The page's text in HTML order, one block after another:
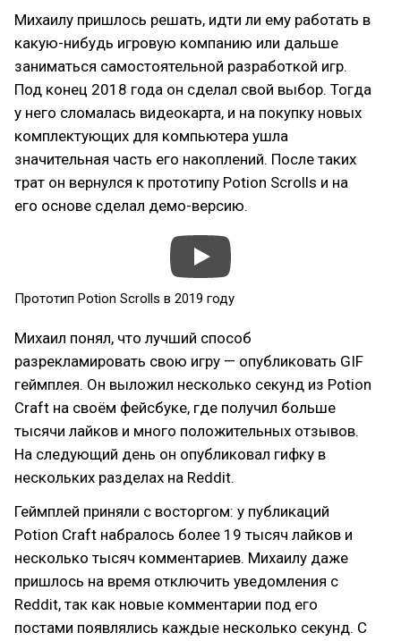
Михаилу пришлось решать, идти ли ему работать в
какую-нибудь игровую компанию или дальше
заниматься самостоятельной разработкой игр.
Под конец 2018 года он сделал свой выбор. Тогда
у него сломалась видеокарта, и на покупку новых
комплектующих для компьютера ушла
значительная часть его накоплений. После таких
трат он вернулся к прототипу Potion Scrolls и на
его основе сделал демо-версию.
Прототип Potion Scrolls в 2019 году
Михаил понял, что лучший способ
разрекламировать свою игру — опубликовать GIF
геймплея. Он выложил несколько секунд из Potion
Craft на своём фейсбуке, где получил больше
тысячи лайков и много положительных отзывов.
На следующий день он опубликовал гифку в
нескольких разделах на Reddit.
Геймплей приняли с восторгом: у публикаций
Potion Craft набралось более 19 тысяч лайков и
несколько тысяч комментариев. Михаилу даже
пришлось на время отключить уведомления с
Reddit, так как новые комментарии под его
постами появлялись каждые несколько секунд. С